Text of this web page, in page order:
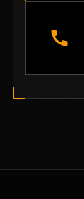
call